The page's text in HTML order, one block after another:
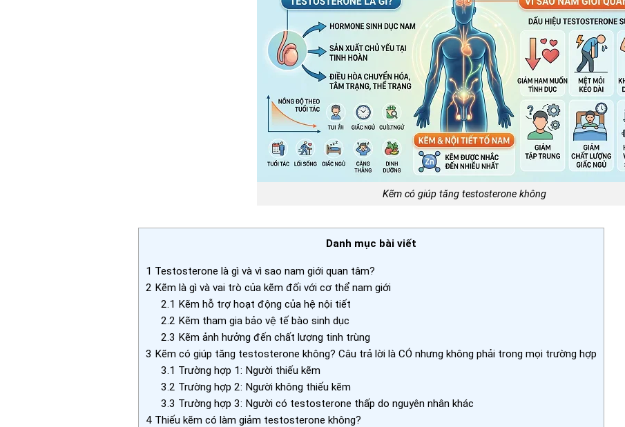
Kẽm có giúp tăng testosterone không
Danh mục bài viết
1 Testosterone là gì và vì sao nam giới quan tâm?
2 Kẽm là gì và vai trò của kẽm đối với cơ thể nam giới
2.1 Kẽm hỗ trợ hoạt động của hệ nội tiết
2.2 Kẽm tham gia bảo vệ tế bào sinh dục
2.3 Kẽm ảnh hưởng đến chất lượng tinh trùng
3 Kẽm có giúp tăng testosterone không? Câu trả lời là CÓ nhưng không phải trong mọi trường hợp
3.1 Trường hợp 1: Người thiếu kẽm
3.2 Trường hợp 2: Người không thiếu kẽm
3.3 Trường hợp 3: Người có testosterone thấp do nguyên nhân khác
4Thiếu kẽm có làm giảm testosterone không?